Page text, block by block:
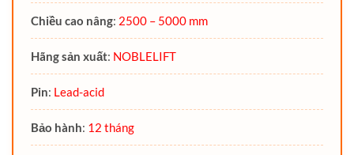
Chiều cao nâng: 2500 – 5000 mm
Hãng sản xuất: NOBLELIFT
Pin: Lead-acid
Bảo hành: 12 tháng